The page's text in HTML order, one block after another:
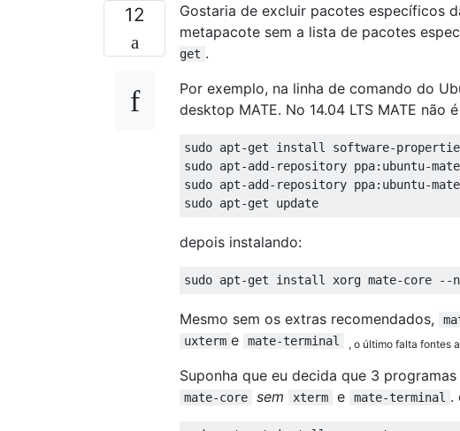
12 Gostaria de excluir pacotes específicos
metapacote sem a lista de pacotes
get .
Por exemplo, na linha de comando do
desktop MATE. No 14.04 LTS MATE
sudo apt-get install software-
sudo apt-add-repository ppa:ubuntu-
sudo apt-add-repository ppa:ubuntu-
depois instalando:
Mesmo sem os extras recomendados,
uxterm e mate-terminal , o último falta fontes
Suponha que eu decida que 3
mate-core sem xterm e mate-terminal .